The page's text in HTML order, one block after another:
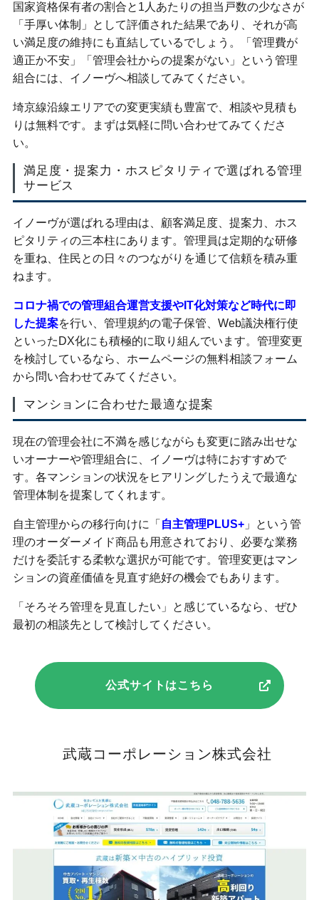
国家資格保有者の割合と1人あたりの担当戸数の少なさが
「手厚い体制」として評価された結果であり、それが高
い満足度の維持にも直結しているでしょう。「管理費が
適正か不安」「管理会社からの提案がない」という管理
組合には、イノーヴへ相談してみてください。
埼京線沿線エリアでの変更実績も豊富で、相談や見積も
りは無料です。まずは気軽に問い合わせてみてくださ
い。
満足度・提案力・ホスピタリティで選ばれる管理
サービス
イノーヴが選ばれる理由は、顧客満足度、提案力、ホス
ピタリティの三本柱にあります。管理員は定期的な研修
を重ね、住民との日々のつながりを通じて信頼を積み重
ねます。
コロナ禍での管理組合運営支援やIT化対策など時代に即
した提案を行い、管理規約の電子保管、Web議決権行使
といったDX化にも積極的に取り組んでいます。管理変更
を検討しているなら、ホームページの無料相談フォーム
から問い合わせてみてください。
マンションに合わせた最適な提案
現在の管理会社に不満を感じながらも変更に踏み出せな
いオーナーや管理組合に、イノーヴは特におすすめで
す。各マンションの状況をヒアリングしたうえで最適な
管理体制を提案してくれます。
自主管理からの移行向けに「 自主管理PLUS+」という管
理のオーダーメイド商品も用意されており、必要な業務
だけを委託する柔軟な選択が可能です。管理変更はマン
ションの資産価値を見直す絶好の機会でもあります。
「そろそろ管理を見直したい」と感じているなら、ぜひ
最初の相談先として検討してください。
公式サイトはこちら
武蔵コーポレーション株式会社